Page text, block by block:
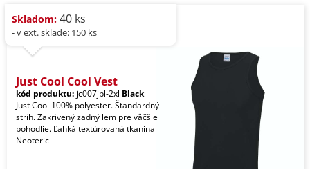
Skladom: 40 ks
- v ext. sklade: 150 ks
Just Cool Cool Vest
kód produktu: jc007jbl-2xl Black
Just Cool 100% polyester. Štandardný
strih. Zakrivený zadný lem pre väčšie
pohodlie. Ľahká textúrovaná tkanina
Neoteric